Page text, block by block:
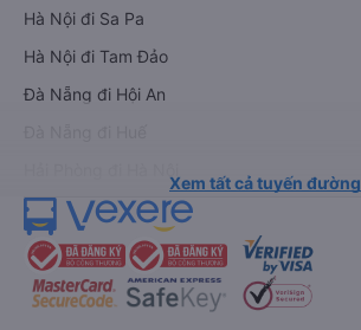
Hà Nội đi Sa Pa
Hà Nội đi Tam Đảo
Đà Nẵng đi Hội An
Xem tất cả tuyến đường